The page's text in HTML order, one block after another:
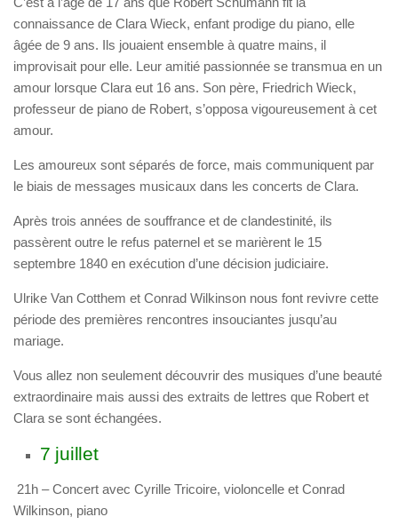
connaissance de Clara Wieck, enfant prodige du piano, elle
âgée de 9 ans. Ils jouaient ensemble à quatre mains, il
improvisait pour elle. Leur amitié passionnée se transmua en un
amour lorsque Clara eut 16 ans. Son père, Friedrich Wieck,
professeur de piano de Robert, s’opposa vigoureusement à cet
amour.
Les amoureux sont séparés de force, mais communiquent par
le biais de messages musicaux dans les concerts de Clara.
Après trois années de souffrance et de clandestinité, ils
passèrent outre le refus paternel et se marièrent le 15
septembre 1840 en exécution d’une décision judiciaire.
Ulrike Van Cotthem et Conrad Wilkinson nous font revivre cette
période des premières rencontres insouciantes jusqu’au
mariage.
Vous allez non seulement découvrir des musiques d’une beauté
extraordinaire mais aussi des extraits de lettres que Robert et
Clara se sont échangées.
7 juillet
21h – Concert avec Cyrille Tricoire, violoncelle et Conrad
Wilkinson, piano